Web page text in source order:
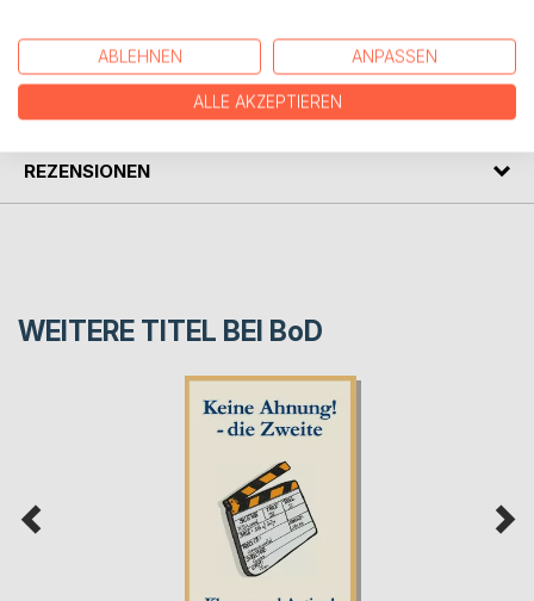
AUTOR/IN
REZENSIONEN
WEITERE TITEL BEI BoD
ABLEHNEN ANPASSEN
ALLE AKZEPTIEREN